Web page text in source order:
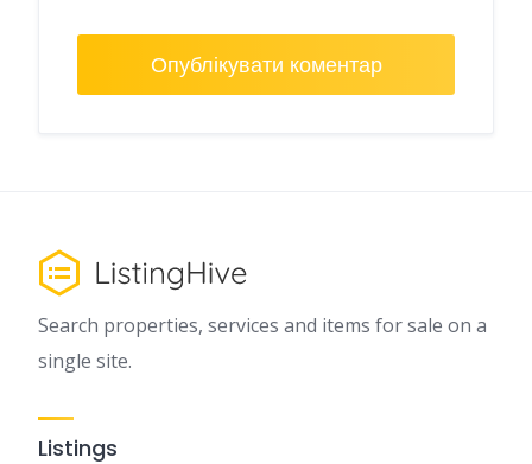
Search properties, services and items for sale on a
single site.
Listings